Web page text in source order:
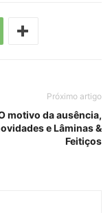
Próximo artigo
motivo da ausência,
e Lâminas &
Feitiços